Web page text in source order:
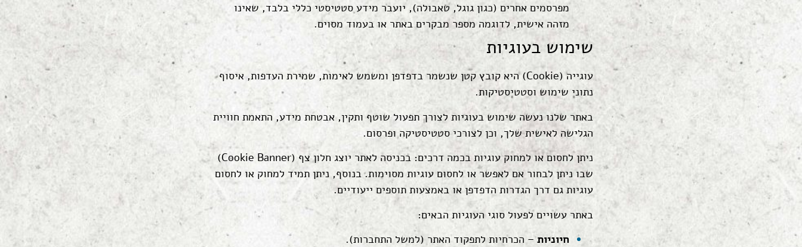
מפרסמים אחרים (כגון גוגל, טאבולה), יועבר מידע סטטיסטי כללי בלבד, שאינו
מזהה אישית, לדוגמה מספר מבקרים באתר או בעמוד מסוים.
שימוש בעוגיות
עוגייה (Cookie) היא קובץ קטן שנשמר בדפדפן ומשמש לאימות, שמירת העדפות, איסוף
נתוני שימוש וסטטיסטיקות.
באתר שלנו נעשה שימוש בעוגיות לצורך תפעול שוטף ותקין, אבטחת מידע, התאמת חוויית
הגלישה לאישית שלך, וכן לצורכי סטטיסטיקה ופרסום.
ניתן לחסום או למחוק עוגיות בכמה דרכים: בכניסה לאתר יוצג חלון צף (Cookie Banner)
שבו ניתן לבחור אם לאפשר או לחסום עוגיות מסוימות. בנוסף, ניתן תמיד למחוק או לחסום
עוגיות גם דרך הגדרות הדפדפן או באמצעות תוספים ייעודיים.
באתר עשויים לפעול סוגי העוגיות הבאים:
חיוניות– הכרחיות לתפקוד האתר (למשל התחברות).